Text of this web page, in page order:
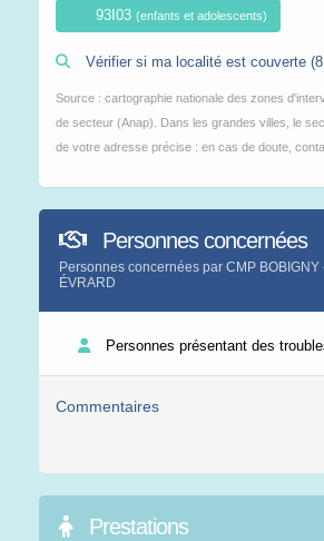
93I03 (enfants et adolescents)
Vérifier si ma localité est couverte
Source : cartographie nationale des zones
de secteur (Anap). Dans les grandes villes, le
de votre adresse précise : en cas de doute,
Personnes concernées
Personnes concernées par CMP BOBIGNY
ÉVRARD
Personnes présentant des
Commentaires
Prestations